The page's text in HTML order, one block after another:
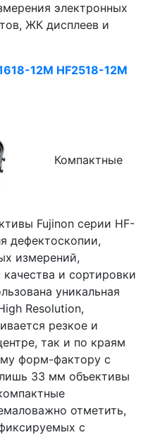
электронных
ЖК дисплеев и
12M HF2518-12M
Компактные
Fujinon серии HF-
дефектоскопии,
измерений,
и сортировки
уникальная
Resolution,
резкое и
так и по краям
форм-фактору с
33 мм объективы
отметить,
с